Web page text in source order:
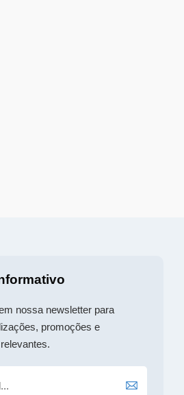
nossa newsletter para
promoções e